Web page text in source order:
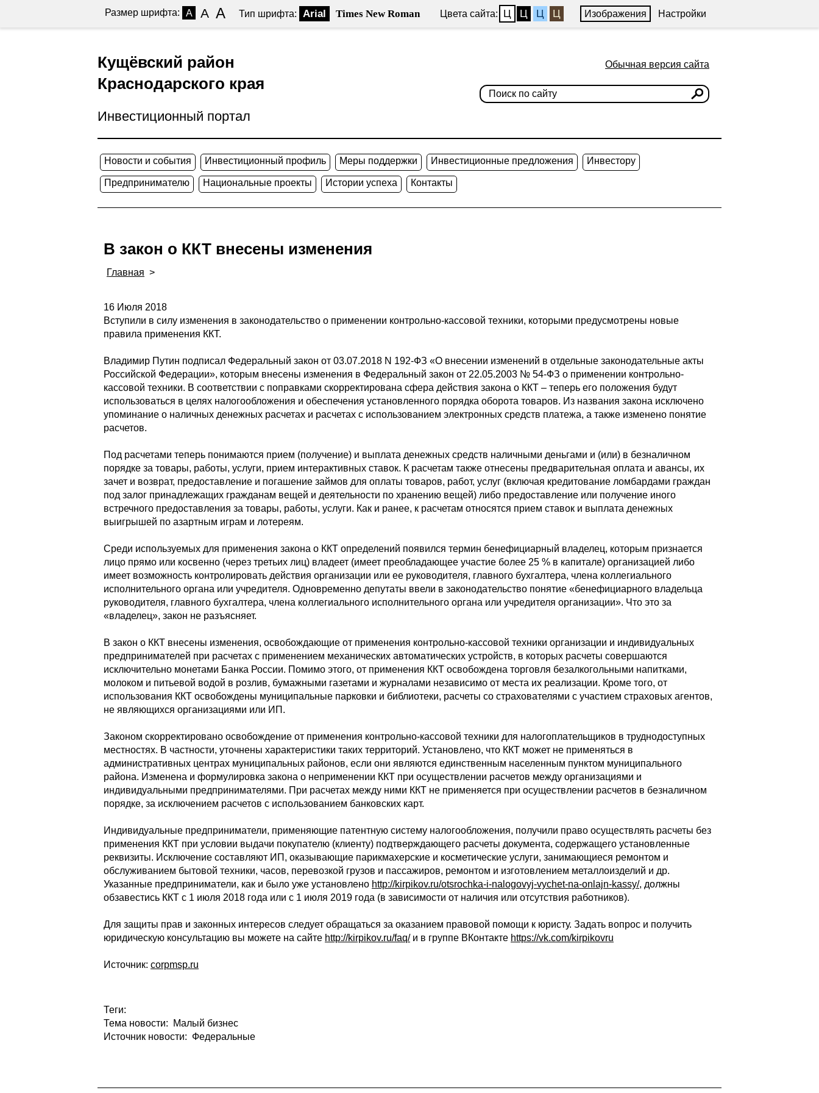
Размер шрифта: A A A Тип шрифта: Arial Times New Roman Цвета сайта: Ц Ц Ц Ц Изображения Настройки
Кущёвский район
Краснодарского края
Инвестиционный портал
Обычная версия сайта
Новости и события Инвестиционный профиль Меры поддержки Инвестиционные предложения Инвестору
Предпринимателю Национальные проекты Истории успеха Контакты
В закон о ККТ внесены изменения
Главная >
16 Июля 2018
Вступили в силу изменения в законодательство о применении контрольно-кассовой техники, которыми предусмотрены новые
правила применения ККТ.
Владимир Путин подписал Федеральный закон от 03.07.2018 N 192-ФЗ «О внесении изменений в отдельные законодательные акты
Российской Федерации», которым внесены изменения в Федеральный закон от 22.05.2003 № 54-ФЗ о применении контрольно-
кассовой техники. В соответствии с поправками скорректирована сфера действия закона о ККТ – теперь его положения будут
использоваться в целях налогообложения и обеспечения установленного порядка оборота товаров. Из названия закона исключено
упоминание о наличных денежных расчетах и расчетах с использованием электронных средств платежа, а также изменено понятие
расчетов.
Под расчетами теперь понимаются прием (получение) и выплата денежных средств наличными деньгами и (или) в безналичном
порядке за товары, работы, услуги, прием интерактивных ставок. К расчетам также отнесены предварительная оплата и авансы, их
зачет и возврат, предоставление и погашение займов для оплаты товаров, работ, услуг (включая кредитование ломбардами граждан
под залог принадлежащих гражданам вещей и деятельности по хранению вещей) либо предоставление или получение иного
встречного предоставления за товары, работы, услуги. Как и ранее, к расчетам относятся прием ставок и выплата денежных
выигрышей по азартным играм и лотереям.
Среди используемых для применения закона о ККТ определений появился термин бенефициарный владелец, которым признается
лицо прямо или косвенно (через третьих лиц) владеет (имеет преобладающее участие более 25 % в капитале) организацией либо
имеет возможность контролировать действия организации или ее руководителя, главного бухгалтера, члена коллегиального
исполнительного органа или учредителя. Одновременно депутаты ввели в законодательство понятие «бенефициарного владельца
руководителя, главного бухгалтера, члена коллегиального исполнительного органа или учредителя организации». Что это за
«владелец», закон не разъясняет.
В закон о ККТ внесены изменения, освобождающие от применения контрольно-кассовой техники организации и индивидуальных
предпринимателей при расчетах с применением механических автоматических устройств, в которых расчеты совершаются
исключительно монетами Банка России. Помимо этого, от применения ККТ освобождена торговля безалкогольными напитками,
молоком и питьевой водой в розлив, бумажными газетами и журналами независимо от места их реализации. Кроме того, от
использования ККТ освобождены муниципальные парковки и библиотеки, расчеты со страхователями с участием страховых агентов,
не являющихся организациями или ИП.
Законом скорректировано освобождение от применения контрольно-кассовой техники для налогоплательщиков в труднодоступных
местностях. В частности, уточнены характеристики таких территорий. Установлено, что ККТ может не применяться в
административных центрах муниципальных районов, если они являются единственным населенным пунктом муниципального
района. Изменена и формулировка закона о неприменении ККТ при осуществлении расчетов между организациями и
индивидуальными предпринимателями. При расчетах между ними ККТ не применяется при осуществлении расчетов в безналичном
порядке, за исключением расчетов с использованием банковских карт.
Индивидуальные предприниматели, применяющие патентную систему налогообложения, получили право осуществлять расчеты без
применения ККТ при условии выдачи покупателю (клиенту) подтверждающего расчеты документа, содержащего установленные
реквизиты. Исключение составляют ИП, оказывающие парикмахерские и косметические услуги, занимающиеся ремонтом и
обслуживанием бытовой техники, часов, перевозкой грузов и пассажиров, ремонтом и изготовлением металлоизделий и др.
Указанные предприниматели, как и было уже установлено http://kirpikov.ru/otsrochka-i-nalogovyj-vychet-na-onlajn-kassy/, должны
обзавестись ККТ с 1 июля 2018 года или с 1 июля 2019 года (в зависимости от наличия или отсутствия работников).
Для защиты прав и законных интересов следует обращаться за оказанием правовой помощи к юристу. Задать вопрос и получить
юридическую консультацию вы можете на сайте http://kirpikov.ru/faq/и в группе ВКонтакте https://vk.com/kirpikovru
Источник: corpmsp.ru
Теги:
Тема новости: Малый бизнес
Источник новости: Федеральные